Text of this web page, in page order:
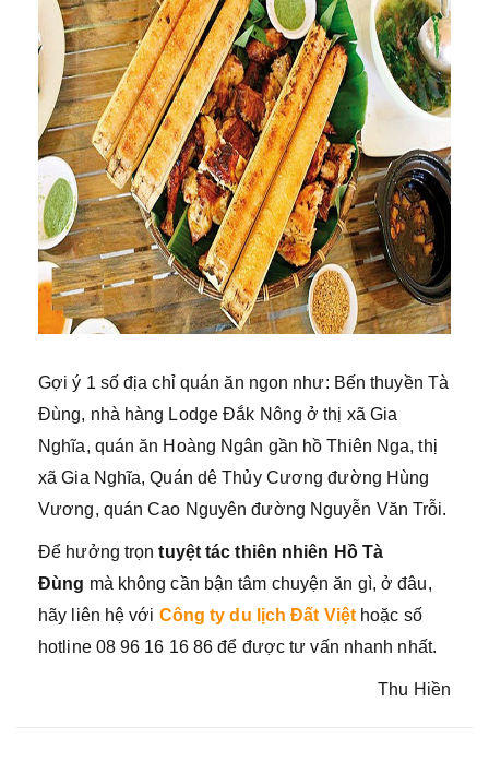
Gợi ý 1 số địa chỉ quán ăn ngon như: Bến thuyền Tà
Đùng, nhà hàng Lodge Đắk Nông ở thị xã Gia
Nghĩa, quán ăn Hoàng Ngân gần hồ Thiên Nga, thị
xã Gia Nghĩa, Quán dê Thủy Cương đường Hùng
Vương, quán Cao Nguyên đường Nguyễn Văn Trỗi.
Để hưởng trọntuyệt tác thiên nhiên Hồ Tà
Đùng mà không cần bận tâm chuyện ăn gì, ở đâu,
hãy liên hệ với Công ty du lịch Đất Việt hoặc số
hotline 08 96 16 16 86 để được tư vấn nhanh nhất.
Thu Hiền